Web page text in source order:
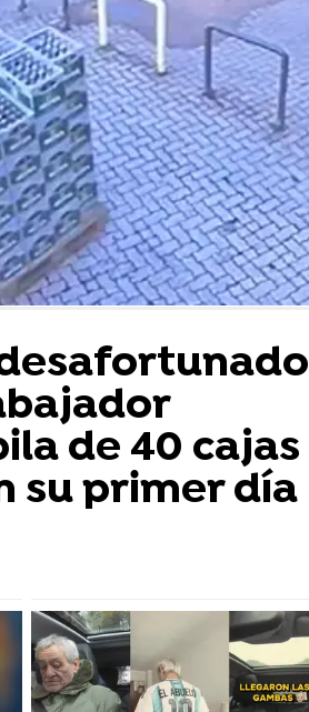
de 40 cajas
su primer día